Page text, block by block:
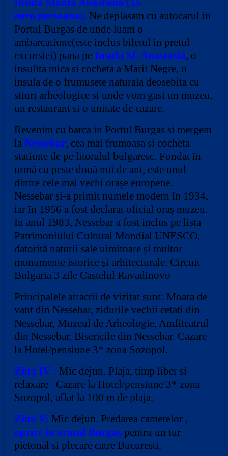
Insula Sfanta Anastasia (35
euro/persoana). Ne deplasam cu autocarul in
Portul Burgas de unde luam o
ambarcatiune(este inclus biletul in pretul
excursiei) pana pe Insula Sf. Anastasia, o
insulita mica si cocheta a Marii Negre, o
insula de o frumusete naturala deosebita cu
situri arheologice si unde vom gasi un muzeu,
un restaurant si o unitate de cazare.
Revenim cu barca in Portul Burgas si mergem
la Nessebar, cea mai frumoasa si cocheta
statiune de pe litoralul bulgaresc. Fondat în
urmă cu peste două mii de ani, este unul
dintre cele mai vechi orașe europene.
Nessebar și-a primit numele modern în 1934,
iar în 1956 a fost declarat oficial oraș muzeu.
In anul 1983, Nessebar a fost inclus pe lista
Patrimoniului Cultural Mondial UNESCO,
datorită naturii sale uimitoare și multor
monumente istorice și arhitecturale. Circuit
Bulgaria 3 zile Castelul Ravadinovo
Principalele atractii de vizitat sunt: Moara de
vant din Nessebar, zidurile vechii cetati din
Nessebar, Muzeul de Arheologie, Amfiteatrul
din Nessebar, Bisericile din Nessebar. Cazare
la Hotel/pensiune 3* zona Sozopol.
Ziua IV : Mic dejun. Plaja, timp liber si
relaxare . Cazare la Hotel/pensiune 3* zona
Sozopol, aflat la 100 m de plaja.
Ziua V: Mic dejun. Predarea camerelor ,
oprire in orasul Burgas pentru un tur
pietonal si plecare catre Bucuresti.